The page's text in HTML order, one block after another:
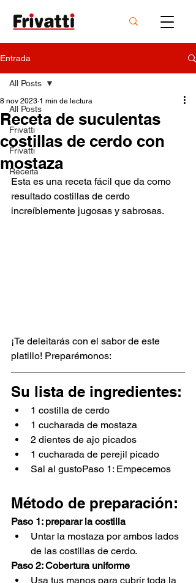
Entrada
All Posts
Frivatti
Frivatti
Receita
All Posts
Receta de suculentas
costillas de cerdo con
mostaza
8 nov 2023 1 min de lectura
Esta es una receta fácil que da como
resultado costillas de cerdo
increíblemente jugosas y sabrosas.
¡Te deleitarás con el sabor de este
platillo! Preparémonos:
Su lista de ingredientes:
1 costilla de cerdo
1 cucharada de mostaza
2 dientes de ajo picados
1 cucharada de perejil picado
Sal al gustoPaso 1: Empecemos
Método de preparación:
Paso 1: preparar la costilla
Untar la mostaza por ambos lados
de las costillas de cerdo.
Paso 2: Cobertura uniforme
Usa tus manos para cubrir toda la